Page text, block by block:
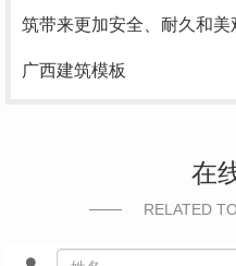
筑带来更加安全、耐久和美
广西建筑模板
在
RELATED